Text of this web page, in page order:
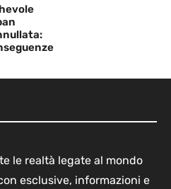
le realtà legate al mondo
esclusive, informazioni e